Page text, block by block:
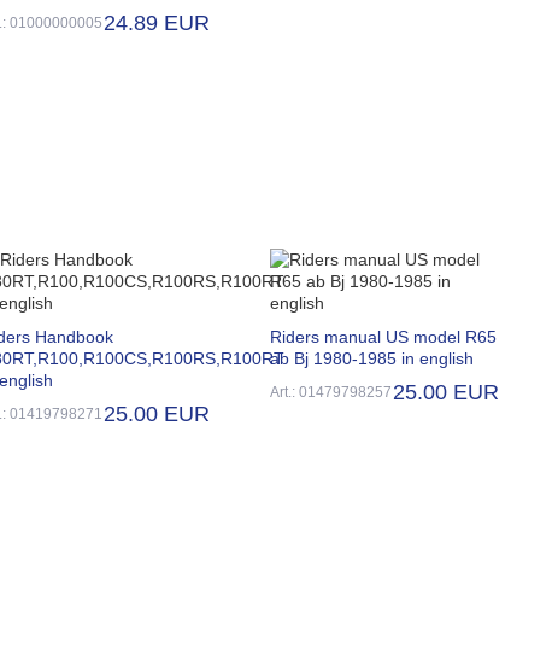
01000000005 24.89 EUR
Handbook
01419798271 25.00 EUR
Riders manual US model R65
ab Bj 1980-1985 in english
Art.: 01479798257 25.00 EUR